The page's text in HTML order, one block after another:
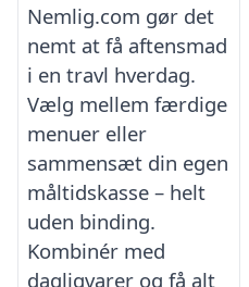
Nemlig.com gør det
nemt at få aftensmad
i en travl hverdag.
Vælg mellem færdige
menuer eller
sammensæt din egen
måltidskasse – helt
uden binding.
Kombinér med
dagligvarer og få alt